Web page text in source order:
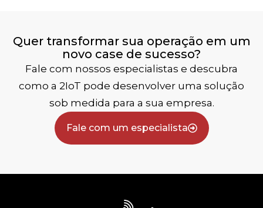
Quer transformar sua operação em um
novo case de sucesso?
Fale com nossos especialistas e descubra
como a 2IoT pode desenvolver uma solução
sob medida para a sua empresa.
Fale com um especialista